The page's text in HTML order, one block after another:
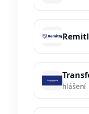
hlášení